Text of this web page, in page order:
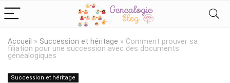
Accueil » Succession et héritage » Comment prouver sa
filiation pour une succession avec des documents
généalogiques
Succession et héritage